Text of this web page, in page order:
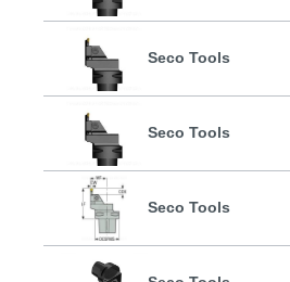
Seco Tools
Seco Tools
Seco Tools